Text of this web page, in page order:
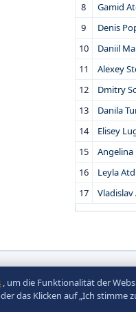
8
Gamid
9
Denis
10
Daniil
11
Alexey
12
Dmitry
13
Danila
14
Elisey
15
Angelina
16
Leyla
17
, um die Funktionalität der
das Klicken auf „Ich stimme